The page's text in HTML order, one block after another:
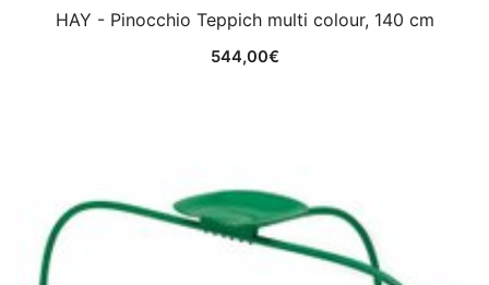
HAY - Pinocchio Teppich multi colour, 140 cm
544,00€